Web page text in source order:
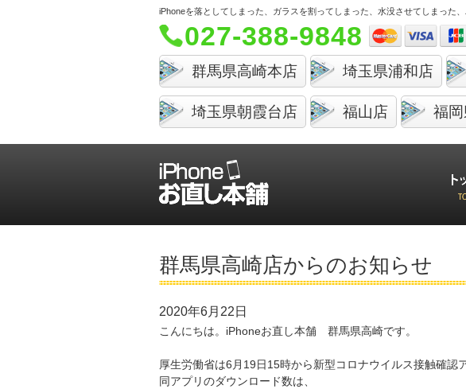
iPhoneを落としてしまった、ガラスを割ってしまった、水没させてしまった
027-388-9848
群馬県高崎本店 埼玉県浦和店
埼玉県朝霞台店 福山店 福
群馬県高崎店からのお知らせ
2020年6月22日
こんにちは。iPhoneお直し本舗 群馬県高崎です。
厚生労働省は6月19日15時から新型コロナウイルス接触確認
同アプリのダウンロード数は、